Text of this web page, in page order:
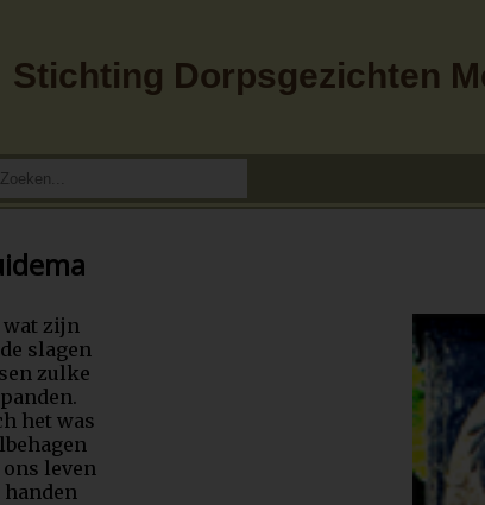
Stichting Dorpsgezichten
wat zijn
slagen
zulke
het was
leven
handen